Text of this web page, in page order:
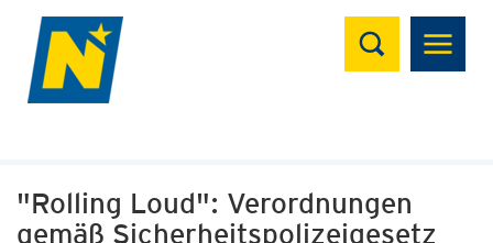
Suchen
"Rolling Loud": Verordnungen
gemäß Sicherheitspolizeigesetz